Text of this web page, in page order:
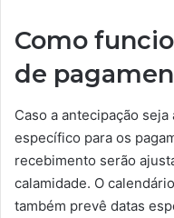
Como
de
Caso a antecipação
específico para os
recebimento serão
calamidade. O
também prevê datas